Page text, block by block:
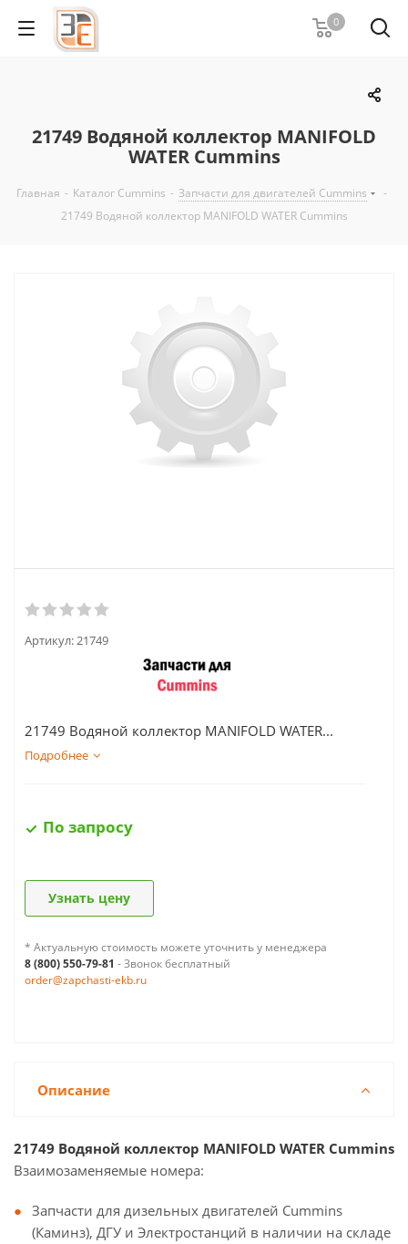
0
21749 Водяной коллектор MANIFOLD
WATER Cummins
Главная - Каталог Cummins - Запчасти для двигателей Cummins
-
21749 Водяной коллектор MANIFOLD WATER Cummins
Артикул:21749
21749 Водяной коллектор MANIFOLD WATER...
Подробнее
По запросу
Узнать цену
* Актуальную стоимость можете уточнить у менеджера
8 (800) 550-79-81 - Звонок бесплатный
order@zapchasti-ekb.ru
Описание
21749 Водяной коллектор MANIFOLD WATER Cummins
Взаимозаменяемые номера:
Запчасти для дизельных двигателей Cummins
(Каминз), ДГУ и Электростанций в наличии на складе